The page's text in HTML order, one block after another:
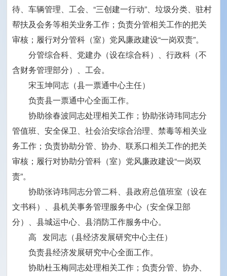
待、车辆管理、工会、“三创建一行动”、垃圾分类、驻村
帮扶及会务等相关业务工作；负责分管相关工作的把关
审核；履行对分管科（室）党风廉政建设“一岗双责”。
分管综合科、党建办（设在综合科）、行政科（不
含财务管理部分）、工会。
宋玉坤同志（县一票通中心主任）
负责县一票通中心全面工作。
协助徐春波同志处理相关工作；协助张诗玮同志分
管值班、安全保卫、社会治安综合治理、禁毒等相关业
务工作；负责协助分管、协办、联系口相关工作的把关
审核；履行对协助分管科（室）党风廉政建设“一岗双
责”。
协助张诗玮同志分管二科、县政府总值班室（设在
文书科）、县机关事务管理服务中心（安全保卫部
分）、县城运中心、县消防工作服务中心。
高 发同志（县经济发展研究中心主任）
负责县经济发展研究中心全面工作。
协助杜玉梅同志处理相关工作；负责分管、协办、